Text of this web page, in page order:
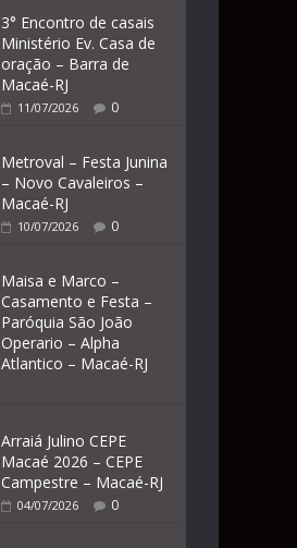
3° Encontro de casais
Ministério Ev. Casa de
oração – Barra de
Macaé-RJ
11/07/2026 0
Metroval – Festa Junina
– Novo Cavaleiros –
Macaé-RJ
10/07/2026 0
Maisa e Marco –
Casamento e Festa –
Paróquia São João
Operario – Alpha
Atlantico – Macaé-RJ
Arraiá Julino CEPE
Macaé 2026 – CEPE
Campestre – Macaé-RJ
04/07/2026 0